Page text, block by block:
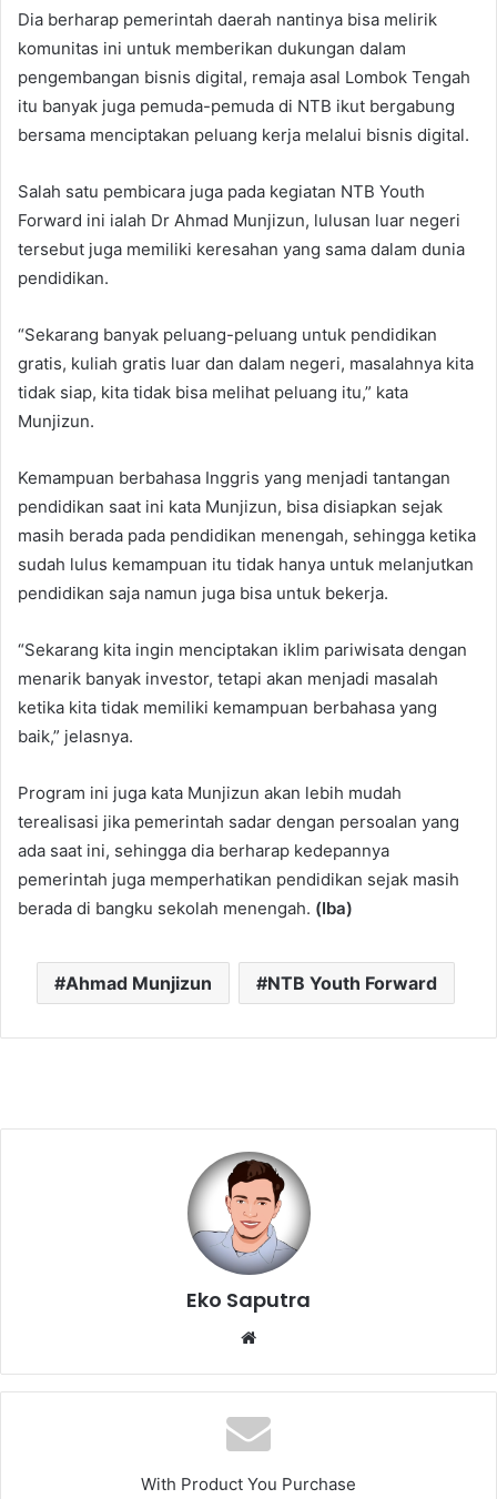
Dia berharap pemerintah daerah nantinya bisa melirik
komunitas ini untuk memberikan dukungan dalam
pengembangan bisnis digital, remaja asal Lombok Tengah
itu banyak juga pemuda-pemuda di NTB ikut bergabung
bersama menciptakan peluang kerja melalui bisnis digital.
Salah satu pembicara juga pada kegiatan NTB Youth
Forward ini ialah Dr Ahmad Munjizun, lulusan luar negeri
tersebut juga memiliki keresahan yang sama dalam dunia
pendidikan.
“Sekarang banyak peluang-peluang untuk pendidikan
gratis, kuliah gratis luar dan dalam negeri, masalahnya kita
tidak siap, kita tidak bisa melihat peluang itu,” kata
Munjizun.
Kemampuan berbahasa Inggris yang menjadi tantangan
pendidikan saat ini kata Munjizun, bisa disiapkan sejak
masih berada pada pendidikan menengah, sehingga ketika
sudah lulus kemampuan itu tidak hanya untuk melanjutkan
pendidikan saja namun juga bisa untuk bekerja.
“Sekarang kita ingin menciptakan iklim pariwisata dengan
menarik banyak investor, tetapi akan menjadi masalah
ketika kita tidak memiliki kemampuan berbahasa yang
baik,” jelasnya.
Program ini juga kata Munjizun akan lebih mudah
terealisasi jika pemerintah sadar dengan persoalan yang
ada saat ini, sehingga dia berharap kedepannya
pemerintah juga memperhatikan pendidikan sejak masih
berada di bangku sekolah menengah. (Iba)
Ahmad Munjizun NTB Youth Forward
Eko Saputra
With Product You Purchase